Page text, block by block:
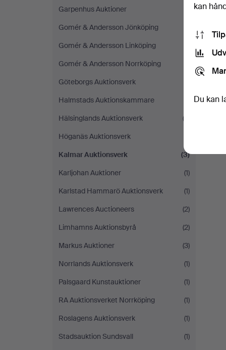
Garpenhus Auktioner
Gomér & Andersson Jönköping
Gomér & Andersson Linköping
Gomér & Andersson Norrköping
Göteborgs Auktionsverk
Halmstads Auktionskammare
Hälsinglands Auktionsverk
(3)
Höganäs Auktionsverk
Kalmar Auktionsverk
(3)
Karljohan Auktioner
(1)
Karlstad Hammarö Auktionsverk
(1)
Lawrences Auctioneers
(2)
Limhamns Auktionsbyrå
(2)
Markus Auktioner
(3)
Norrlands Auktionsverk
(1)
Palsgaard Kunstauktioner
(1)
RA Auktionsverket Norrköping
(1)
Roslagens Auktionsverk
(1)
Stadsauktion Sundsvall
(1)
kan
Du kan